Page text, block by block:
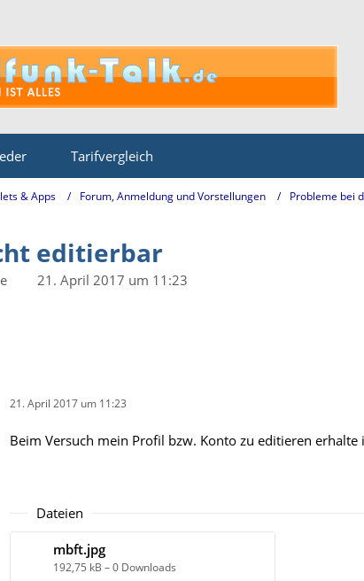
Tarifvergleich
& Apps Forum, Anmeldung und Vorstellungen Probleme bei
editierbar
21. April 2017 um 11:23
21. April 2017 um 11:23
Beim Versuch mein Profil bzw. Konto zu editieren erhalte
Dateien
mbft.jpg
192,75 kB – 0 Downloads